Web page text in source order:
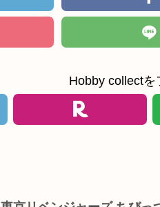
Hobby collectを